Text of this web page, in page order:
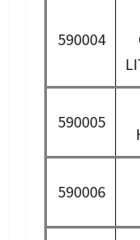
590004
590005
590006